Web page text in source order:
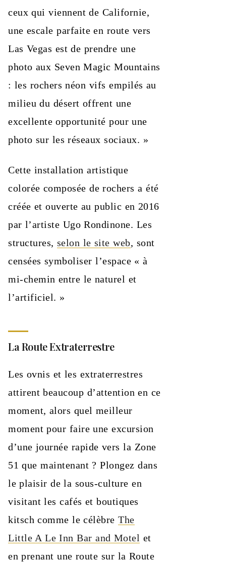
ceux qui viennent de Californie,
une escale parfaite en route vers
Las Vegas est de prendre une
photo aux Seven Magic Mountains
: les rochers néon vifs empilés au
milieu du désert offrent une
excellente opportunité pour une
photo sur les réseaux sociaux. »
Cette installation artistique
colorée composée de rochers a été
créée et ouverte au public en 2016
par l’artiste Ugo Rondinone. Les
structures, selon le site web, sont
censées symboliser l’espace « à
mi-chemin entre le naturel et
l’artificiel. »
La Route Extraterrestre
Les ovnis et les extraterrestres
attirent beaucoup d’attention en ce
moment, alors quel meilleur
moment pour faire une excursion
d’une journée rapide vers la Zone
51 que maintenant ? Plongez dans
le plaisir de la sous-culture en
visitant les cafés et boutiques
kitsch comme le célèbreThe
Little A Le Inn Bar and Motel et
en prenant une route sur la Route